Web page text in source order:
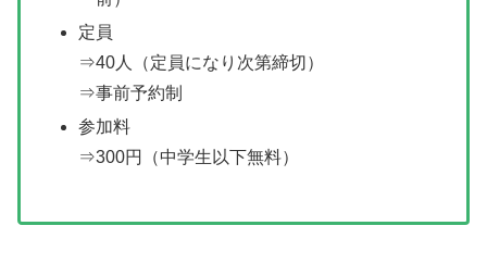
定員
⇒40人（定員になり次第締切）
⇒事前予約制
参加料
⇒300円（中学生以下無料）